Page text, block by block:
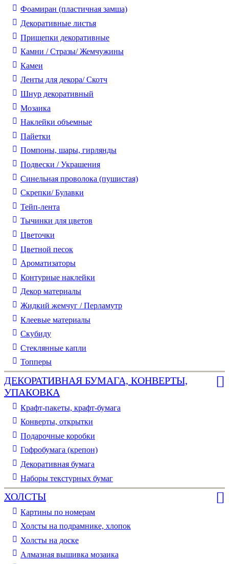
Фоамиран (пластичная замша)
Декоративные листья
Прищепки декоративные
Камни / Cтразы/ Жемчужины
Камеи
Ленты для декора/ Скотч
Шнур декоративный
Мозаика
Наклейки объемные
Пайетки
Помпоны, шары, гирлянды
Подвески / Украшения
Синельная проволока (пушистая)
Скрепки/ Булавки
Тейп-лента
Тычинки для цветов
Цветочки
Цветной песок
Ароматизаторы
Контурные наклейки
Декор материалы
Жидкий жемчуг / Перламутр
Клеевые материалы
Скубиду
Стеклянные капли
Топперы
ДЕКОРАТИВНАЯ БУМАГА, КОНВЕРТЫ,
УПАКОВКА
Крафт-пакеты, крафт-бумага
Конверты, открытки
Подарочные коробки
Гофробумага (крепон)
Декоративная бумага
Наборы текстурных бумаг
ХОЛСТЫ
Картины по номерам
Холсты на подрамнике, хлопок
Холсты на доске
Алмазная вышивка мозаика